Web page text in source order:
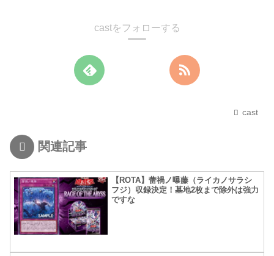
castをフォローする
cast
関連記事
【ROTA】蕾禍ノ曝藤（ライカノサラシ
フジ）収録決定！墓地2枚まで除外は強力
ですな